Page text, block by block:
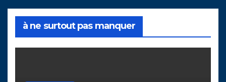
à ne surtout pas manquer